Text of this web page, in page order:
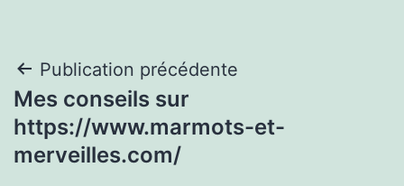
Navigation
de
l’article
Publication précédente
Mes conseils sur
https://www.marmots-et-
merveilles.com/